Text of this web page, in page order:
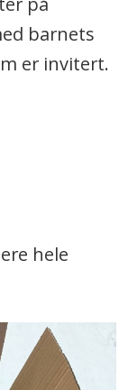
barnets
er invitert.
hele